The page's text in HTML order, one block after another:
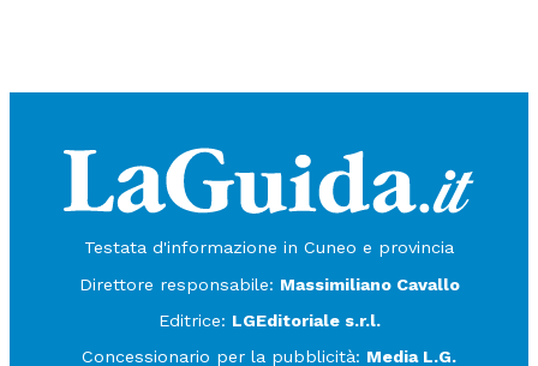
Testata d'informazione in Cuneo e provincia
Direttore responsabile: Massimiliano Cavallo
Editrice: LGEditoriale s.r.l.
Concessionario per la pubblicità: Media L.G.